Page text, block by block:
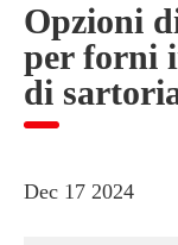
Opzioni
per forni
di
Dec 17 2024